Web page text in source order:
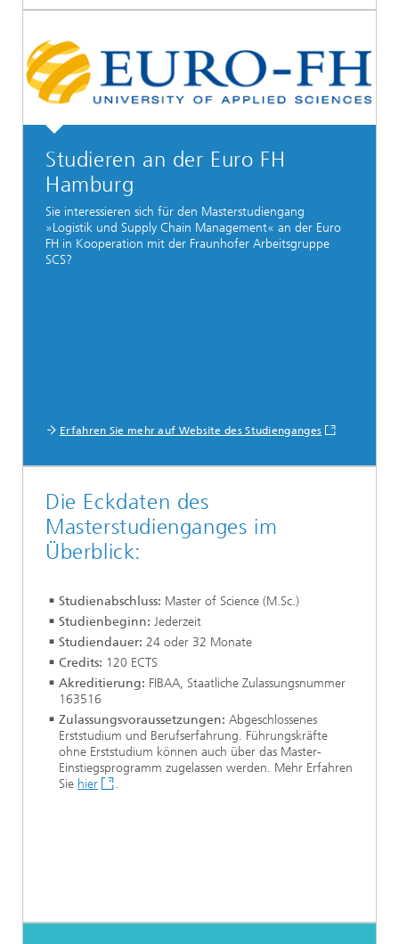
Studieren an der Euro FH
Hamburg
Sie interessieren sich für den Masterstudiengang
»Logistik und Supply Chain Management« an der Euro
FH in Kooperation mit der Fraunhofer Arbeitsgruppe
SCS?
Erfahren Sie mehr auf Website des Studienganges
Die Eckdaten des
Masterstudienganges im
Überblick:
Studienabschluss: Master of Science (M.Sc.)
Studienbeginn: Jederzeit
Studiendauer: 24 oder 32 Monate
Credits: 120 ECTS
Akreditierung: FIBAA, Staatliche Zulassungsnummer
163516
Zulassungsvoraussetzungen: Abgeschlossenes
Erststudium und Berufserfahrung. Führungskräfte
ohne Erststudium können auch über das Master-
Einstiegsprogramm zugelassen werden. Mehr Erfahren
Sie hier .